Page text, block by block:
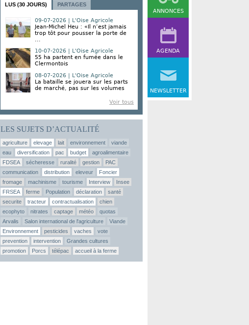
ANNONCES
AGENDA
NEWSLETTER
LUS (30 JOURS) PARTAGES
09-07-2026 | L'Oise Agricole
Jean-Michel Heu : «Il n’est jamais
trop tôt pour pousser la porte de
...
10-07-2026 | L'Oise Agricole
55 ha partent en fumée dans le
Clermontois
08-07-2026 | L'Oise Agricole
La bataille se jouera sur les parts
de marché, pas sur les volumes
Voir tous
LES SUJETS D’ACTUALITÉ
agriculture elevage lait environnement
viande
eau
diversification pac budget
agroalimentaire
FDSEA
sécheresse ruralité gestion
PAC
communication
distribution eleveur
Foncier
fromage
machinisme tourisme Interview
Insee
FRSEA
ferme Population déclaration
santé
securite
tracteur contractualisation
chien
ecophyto
nitrates captage météo
quotas
Arvalis
Salon international de l'agriculture
Viande
Environnement
pesticides vaches
vote
prevention
intervention
Grandes cultures
promotion
Porcs télépac accueil à la ferme